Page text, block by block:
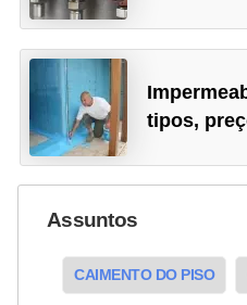
tipos,
Assuntos
CAIMENTO DO PISO